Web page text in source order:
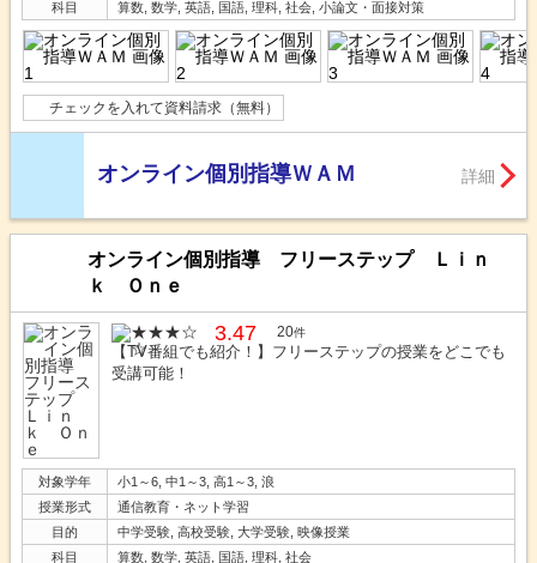
科目
算数, 数学, 英語, 国語, 理科, 社会, 小論文・面接対策
チェックを入れて資料請求（無料）
オンライン個別指導ＷＡＭ 詳細
オンライン個別指導 フリーステップ Ｌｉｎ
ｋ Ｏｎｅ
3.47 20件
【TV番組でも紹介！】フリーステップの授業をどこでも
受講可能！
対象学年
小1～6, 中1～3, 高1～3, 浪
授業形式
通信教育・ネット学習
目的
中学受験, 高校受験, 大学受験, 映像授業
科目
算数, 数学, 英語, 国語, 理科, 社会